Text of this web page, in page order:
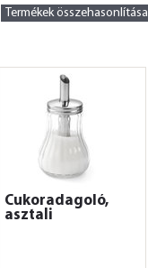
Termékek összehasonlítása
Cukoradagoló,
asztali